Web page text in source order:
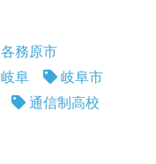
各務原市
岐阜
岐阜市
通信制高校